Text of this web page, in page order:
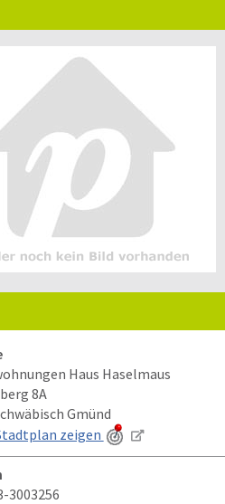
Haus Haselmaus
8A
Gmünd
zeigen
3003256